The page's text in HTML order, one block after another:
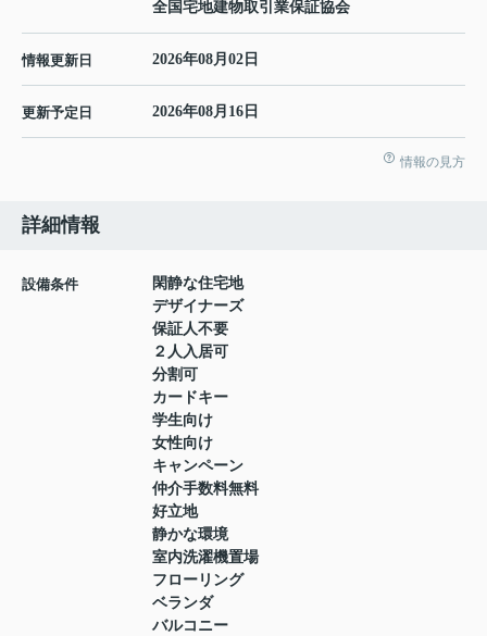
全国宅地建物取引業保証協会
情報更新日 2026年08月02日
更新予定日 2026年08月16日
情報の見方
詳細情報
設備条件
閑静な住宅地
デザイナーズ
保証人不要
２人入居可
分割可
カードキー
学生向け
女性向け
キャンペーン
仲介手数料無料
好立地
静かな環境
室内洗濯機置場
フローリング
ベランダ
バルコニー